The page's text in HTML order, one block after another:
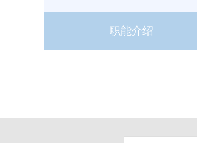
职能介绍